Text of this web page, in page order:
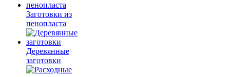
Заготовки из
пенопласта
Деревянные
заготовки